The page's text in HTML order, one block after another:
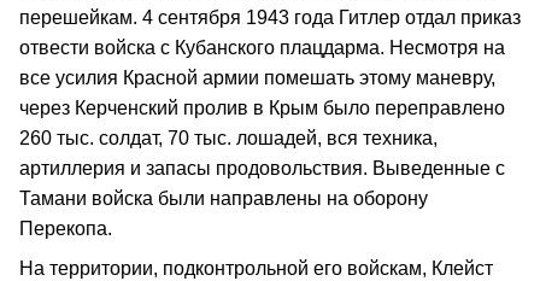
перешейкам. 4 сентября 1943 года Гитлер отдал приказ
отвести войска с Кубанского плацдарма. Несмотря на
все усилия Красной армии помешать этому маневру,
через Керченский пролив в Крым было переправлено
260 тыс. солдат, 70 тыс. лошадей, вся техника,
артиллерия и запасы продовольствия. Выведенные с
Тамани войска были направлены на оборону
Перекопа.
На территории, подконтрольной его войскам, Клейст